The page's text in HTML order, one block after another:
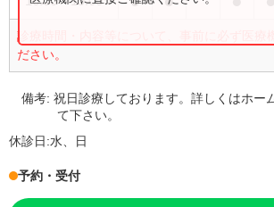
診療時間・内容等について、事前に必ず医療
ださい。
備考:祝日診療しております。詳しくはホー
て下さい。
休診日:水、日
予約・受付